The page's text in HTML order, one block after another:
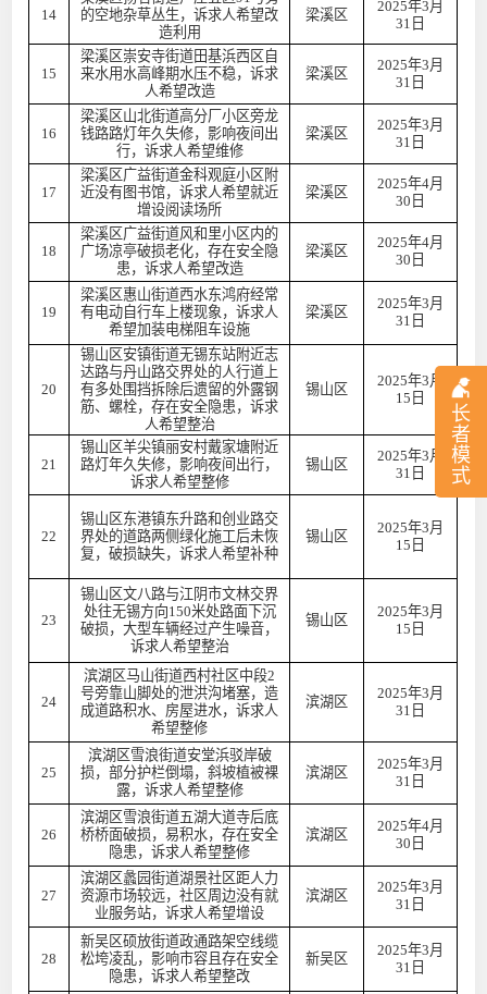
长
者
模
式
14
的空地杂草丛生，诉求人希望改
造利用
梁溪区
2025年3月
31日
15
梁溪区崇安寺街道田基浜西区自
来水用水高峰期水压不稳，诉求
人希望改造
梁溪区
2025年3月
31日
16
梁溪区山北街道高分厂小区旁龙
钱路路灯年久失修，影响夜间出
行，诉求人希望维修
梁溪区
2025年3月
31日
17
梁溪区广益街道金科观庭小区附
近没有图书馆，诉求人希望就近
增设阅读场所
梁溪区
2025年4月
30日
18
梁溪区广益街道风和里小区内的
广场凉亭破损老化，存在安全隐
患，诉求人希望改造
梁溪区
2025年4月
30日
19
梁溪区惠山街道西水东鸿府经常
有电动自行车上楼现象，诉求人
希望加装电梯阻车设施
梁溪区
2025年3月
31日
20
锡山区安镇街道无锡东站附近志
达路与丹山路交界处的人行道上
有多处围挡拆除后遗留的外露钢
筋、螺栓，存在安全隐患，诉求
人希望整治
锡山区
2025年3月
15日
21
锡山区羊尖镇丽安村戴家塘附近
路灯年久失修，影响夜间出行，
诉求人希望整修
锡山区
2025年3月
31日
22
锡山区东港镇东升路和创业路交
界处的道路两侧绿化施工后未恢
复，破损缺失，诉求人希望补种
锡山区
2025年3月
15日
23
锡山区文八路与江阴市文林交界
处往无锡方向150米处路面下沉
破损，大型车辆经过产生噪音，
诉求人希望整治
锡山区
2025年3月
15日
24
滨湖区马山街道西村社区中段2
号旁靠山脚处的泄洪沟堵塞，造
成道路积水、房屋进水，诉求人
希望整修
滨湖区
2025年3月
31日
25
滨湖区雪浪街道安堂浜驳岸破
损，部分护栏倒塌，斜坡植被裸
露，诉求人希望整修
滨湖区
2025年3月
31日
26
滨湖区雪浪街道五湖大道寺后底
桥桥面破损，易积水，存在安全
隐患，诉求人希望整修
滨湖区
2025年4月
30日
27
滨湖区蠡园街道湖景社区距人力
资源市场较远，社区周边没有就
业服务站，诉求人希望增设
滨湖区
2025年3月
31日
28
新吴区硕放街道政通路架空线缆
松垮凌乱，影响市容且存在安全
隐患，诉求人希望整改
新吴区
2025年3月
31日